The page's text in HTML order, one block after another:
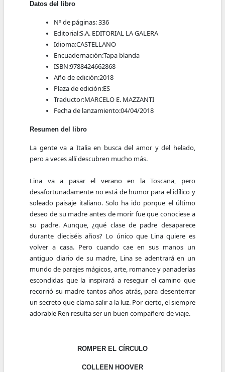
Datos del libro
Nº de páginas:336
Editorial:S.A. EDITORIAL LA GALERA
Idioma:CASTELLANO
Encuadernación:Tapa blanda
ISBN:9788424662868
Año de edición:2018
Plaza de edición:ES
Traductor:MARCELO E. MAZZANTI
Fecha de lanzamiento:04/04/2018
Resumen del libro
La gente va a Italia en busca del amor y del helado,
pero a veces allí descubren mucho más.
Lina va a pasar el verano en la Toscana, pero
desafortunadamente no está de humor para el idílico y
soleado paisaje italiano. Solo ha ido porque el último
deseo de su madre antes de morir fue que conociese a
su padre. Aunque, ¿qué clase de padre desaparece
durante dieciséis años? Lo único que Lina quiere es
volver a casa. Pero cuando cae en sus manos un
antiguo diario de su madre, Lina se adentrará en un
mundo de parajes mágicos, arte, romance y panaderías
escondidas que la inspirará a reseguir el camino que
recorrió su madre tantos años atrás, para desenterrar
un secreto que clama salir a la luz. Por cierto, el siempre
adorable Ren resulta ser un buen compañero de viaje.
ROMPER EL CÍRCULO
COLLEEN HOOVER